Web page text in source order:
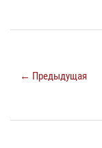
← Предыдущая